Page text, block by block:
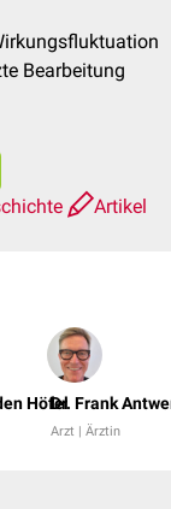
Bearbeitung
Artikel
HöfelDr. Frank
Arzt | Ärztin